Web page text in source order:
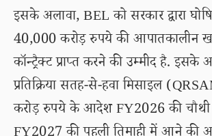
इसके अलावा, BEL को सरकार द्वारा
40,000 करोड़ रुपये की आपातकालीन
कॉन्ट्रैक्ट प्राप्त करने की उम्मीद है. इसके
प्रतिक्रिया सतह-से-हवा मिसाइल
करोड़ रुपये के आदेश FY2026 की चौथी